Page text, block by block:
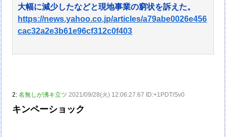
大幅に減少したなどと現地事業の窮状を訴えた。
https://news.yahoo.co.jp/articles/a79abe0026e456
cac32a2e3b61e96cf312c0f403
2:名無しが沸キ立ツ 2021/09/28(火) 12:06:27.67 ID:+1PDT/Sv0
キンペーショック